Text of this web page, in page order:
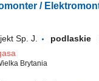
/
Sp. J.
podlaskie
Brytania